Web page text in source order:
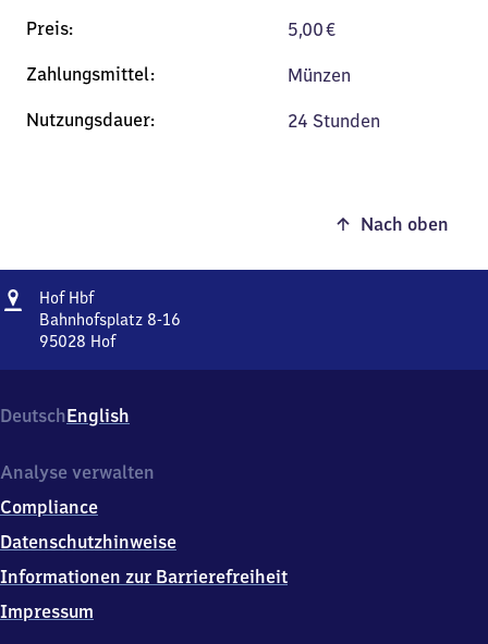
5,00€
Münzen
24 Stunden
Nach oben
Adresse
Hof HbfHof
Hauptbahnhof
Bahnhofsplatz 8-16
95028 Hof
Bahnhofsplatz
8-
9
0
2
Hof
DeutschEnglish
Analyse verwalten
Compliance
Datenschutzhinweise
Informationen zur Barrierefreiheit
Impressum